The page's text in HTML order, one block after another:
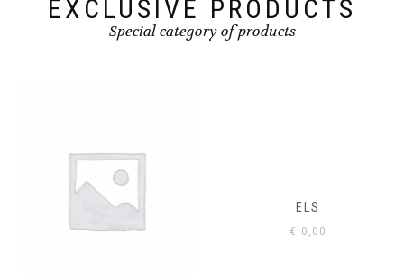
EXCLUSIVE PRODUCTS
Special category of products
ELS
€0,00